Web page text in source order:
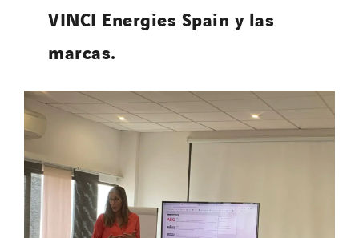
VINCI Energies Spain y las
marcas.